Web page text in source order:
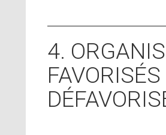
4.
FAVORISÉS